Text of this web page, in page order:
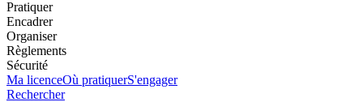
Pratiquer
Encadrer
Organiser
Règlements
Sécurité
Ma licenceOù pratiquerS'engager
Rechercher